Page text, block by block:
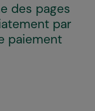
des pages
par
paiement